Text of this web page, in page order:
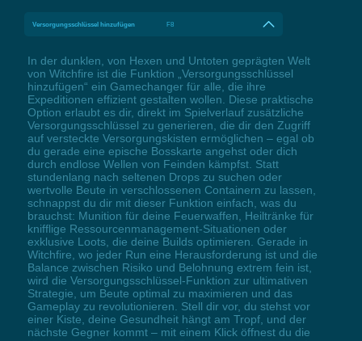
Versorgungsschlüssel hinzufügen F8
In der dunklen, von Hexen und Untoten geprägten Welt
von Witchfire ist die Funktion „Versorgungsschlüssel
hinzufügen“ ein Gamechanger für alle, die ihre
Expeditionen effizient gestalten wollen. Diese praktische
Option erlaubt es dir, direkt im Spielverlauf zusätzliche
Versorgungsschlüssel zu generieren, die dir den Zugriff
auf versteckte Versorgungskisten ermöglichen – egal ob
du gerade eine epische Bosskarte angehst oder dich
durch endlose Wellen von Feinden kämpfst. Statt
stundenlang nach seltenen Drops zu suchen oder
wertvolle Beute in verschlossenen Containern zu lassen,
schnappst du dir mit dieser Funktion einfach, was du
brauchst: Munition für deine Feuerwaffen, Heiltränke für
knifflige Ressourcenmanagement-Situationen oder
exklusive Loots, die deine Builds optimieren. Gerade in
Witchfire, wo jeder Run eine Herausforderung ist und die
Balance zwischen Risiko und Belohnung extrem fein ist,
wird die Versorgungsschlüssel-Funktion zur ultimativen
Strategie, um Beute optimal zu maximieren und das
Gameplay zu revolutionieren. Stell dir vor, du stehst vor
einer Kiste, deine Gesundheit hängt am Tropf, und der
nächste Gegner kommt – mit einem Klick öffnest du die